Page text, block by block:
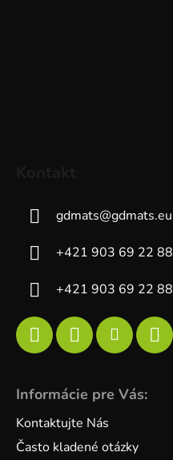
gdmats@gdmats.eu
+421 903 69 22 88
+421 903 69 22 88
Informácie pre Vás:
Kontaktujte Nás
Často kladené otázky